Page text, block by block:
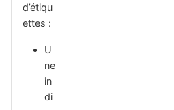
d’étiqu
ettes :
U
ne
in
di